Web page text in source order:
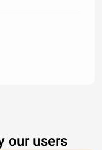
our users